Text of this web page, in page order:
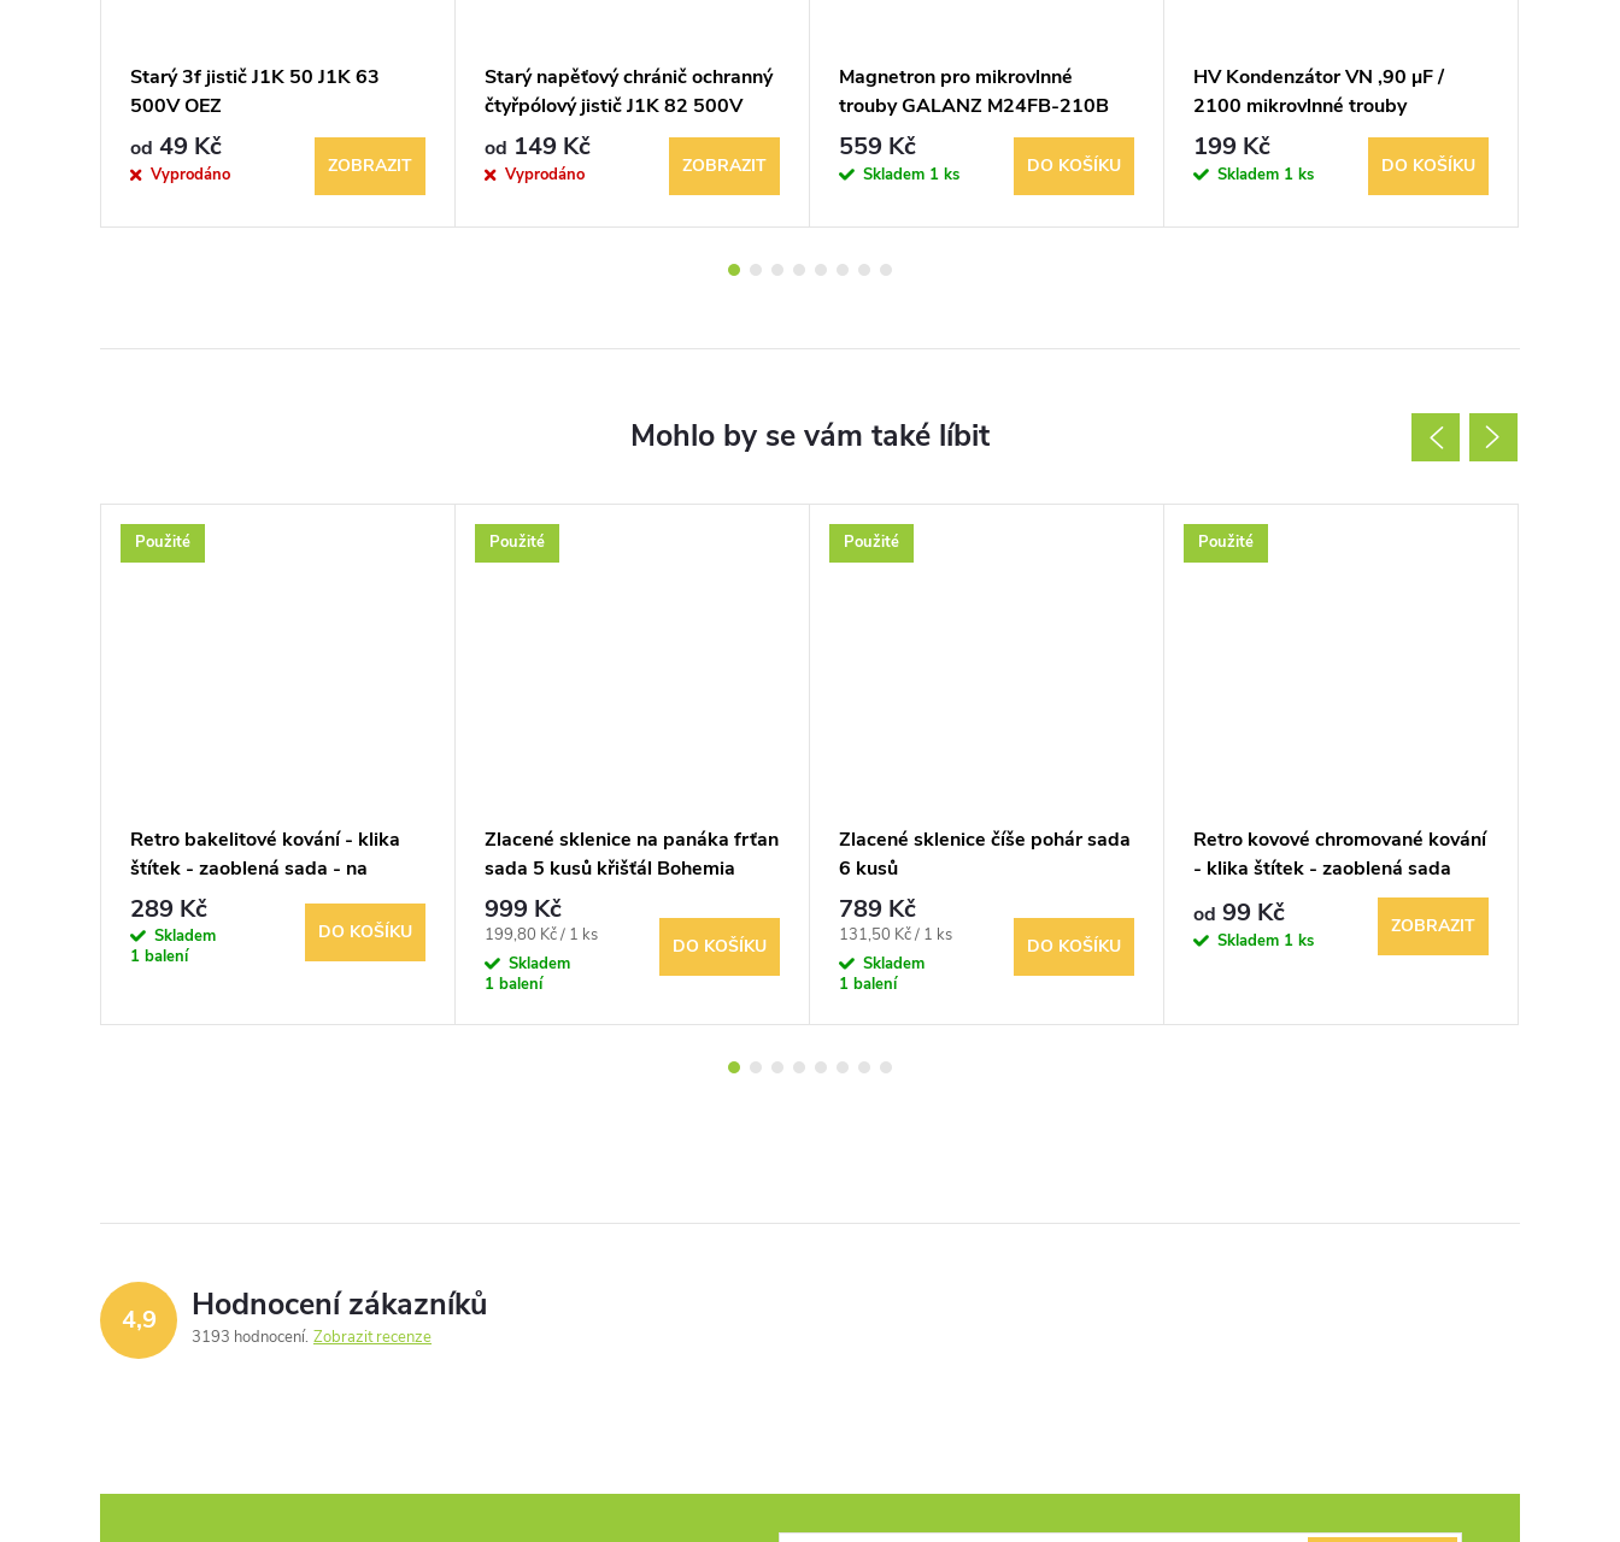
Starý 3f jistič J1K 50 J1K 63
500V OEZ
od 49 Kč
Vyprodáno ZOBRAZIT
Starý napěťový chránič ochranný
čtyřpólový jistič J1K 82 500V
OEZ
od 149 Kč
Vyprodáno ZOBRAZIT
Magnetron pro mikrovlnné
trouby GALANZ M24FB-210B
559 Kč
Skladem 1 ks DO KOŠÍKU
HV Kondenzátor VN ,90 µF /
2100 mikrovlnné trouby
199 Kč
Skladem 1 ks DO KOŠÍKU
Použité
Retro bakelitové kování - klika
štítek - zaoblená sada - na
dozický klíč
289 Kč
Skladem
1 balení
DO KOŠÍKU
Použité
Zlacené sklenice na panáka frťan
sada 5 kusů křišťál Bohemia
999 Kč
Měrná
cena:
199,80 Kč / 1 ks
Skladem
1 balení
DO KOŠÍKU
Použité
Zlacené sklenice číše pohár sada
6 kusů
789 Kč
Měrná
cena:
131,50 Kč / 1 ks
Skladem
1 balení
DO KOŠÍKU
Použité
Retro kovové chromované kování
- klika štítek - zaoblená sada
od 99 Kč
Skladem 1 ks
ZOBRAZIT
4,9 Hodnocení zákazníků
3193 hodnocení Zobrazit recenze